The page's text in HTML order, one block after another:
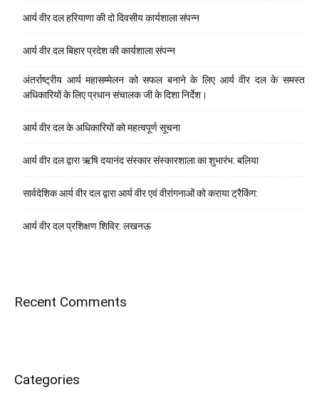
आर्य वीर दल हरियाणा की दो दिवसीय कार्यशाला संपन्न
आर्य वीर दल बिहार प्रदेश की कार्यशाला संपन्न
अंतर्राष्ट्रीय आर्य महासम्मेलन को सफल बनाने के लिए आर्य वीर दल के समस्त
अधिकारियों के लिए प्रधान संचालक जी के दिशा निर्देश।
आर्य वीर दल के अधिकारियों को महत्वपूर्ण सूचना
आर्य वीर दल द्वारा ऋषि दयानंद संस्कार संस्कारशाला का शुभारंभ: बलिया
सार्वदेशिक आर्य वीर दल द्वारा आर्य वीर एवं वीरांगनाओं को कराया ट्रैकिंग:
आर्य वीर दल प्रशिक्षण शिविर: लखनऊ
Recent Comments
Categories